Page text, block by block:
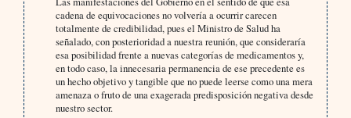
cadena de equivocaciones no volvería a ocurrir carecen
totalmente de credibilidad, pues el Ministro de Salud ha
señalado, con posterioridad a nuestra reunión, que consideraría
esa posibilidad frente a nuevas categorías de medicamentos y,
en todo caso, la innecesaria permanencia de ese precedente es
un hecho objetivo y tangible que no puede leerse como una mera
amenaza o fruto de una exagerada predisposición negativa desde
nuestro sector.